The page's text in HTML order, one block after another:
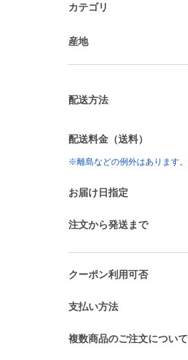
カテゴリ
産地
配送方法
配送料金（送料）
※離島などの例外はあります
お届け日指定
注文から発送まで
クーポン利用可否
支払い方法
複数商品のご注文について